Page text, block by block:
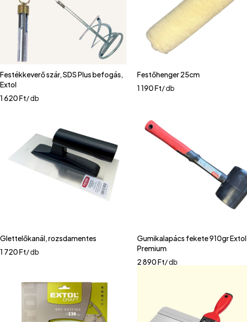
Festékkeverő szár, SDS Plus befogás,
Extol
1 620Ft/ db
Festőhenger 25cm
1 190Ft/ db
Glettelőkanál, rozsdamentes
1 720Ft/ db
Gumikalapács fekete 910gr Extol
Premium
2 890Ft/ db